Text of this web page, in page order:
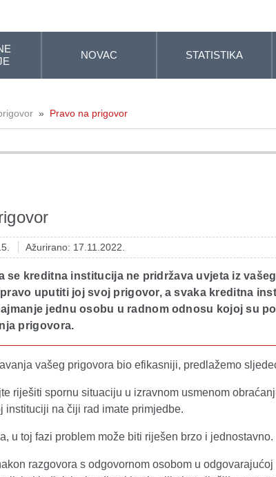
NOVAC STATISTIKA
» Pravo na prigovor
Ažurirano: 17.11.2022.
se kreditna institucija ne pridržava uvjeta iz vašeg
uputiti joj svoj prigovor, a svaka kreditna
jednu osobu u radnom odnosu kojoj su
prigovora.
vašeg prigovora bio efikasniji, predlažemo
riješiti spornu situaciju u izravnom usmenom
instituciji na čiji rad imate primjedbe.
u toj fazi problem može biti riješen brzo i jednostavno.
razgovora s odgovornom osobom u odgovarajućoj